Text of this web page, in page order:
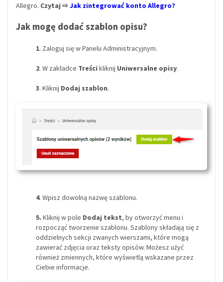
Allegro. Czytaj ⇨Jak zintegrować konto Allegro?
Jak mogę dodać szablon opisu?
1. Zaloguj się w Panelu Administracyjnym.
2. W zakładce Treści kliknij Uniwersalne opisy.
3. Kliknij Dodaj szablon.
4. Wpisz dowolną nazwę szablonu.
5. Kliknij w pole Dodaj tekst, by otworzyć menu i
rozpocząć tworzenie szablonu. Szablony składają się z
oddzielnych sekcji zwanych wierszami, które mogą
zawierać zdjęcia oraz teksty opisów. Możesz użyć
również zmiennych, które wyświetlą wskazane przez
Ciebie informacje.